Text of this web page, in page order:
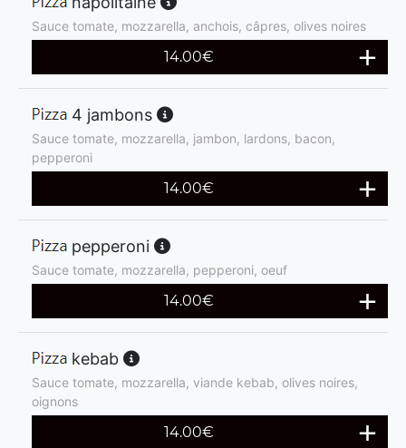
Sauce tomate, mozzarella, anchois, câpres, olives noires
14.00€
4 jambons
Sauce tomate, mozzarella, jambon, lardons, bacon,
pepperoni
14.00€
pepperoni
Sauce tomate, mozzarella, pepperoni, oeuf
14.00€
kebab
Sauce tomate, mozzarella, viande kebab, olives noires,
oignons
14.00€